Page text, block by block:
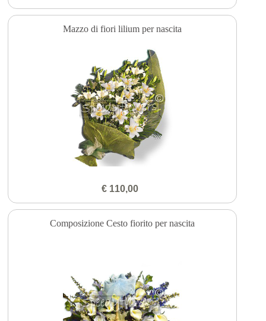
Mazzo di fiori lilium per nascita
€ 110,00
Composizione Cesto fiorito per nascita